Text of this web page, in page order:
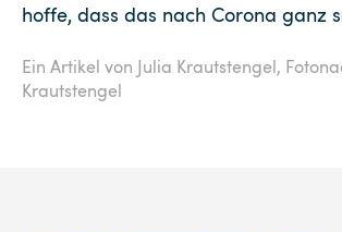
hoffe, dass das nach Corona ganz
Ein Artikel von Julia Krautstengel,
Krautstengel